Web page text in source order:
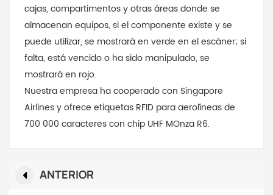
cajas, compartimentos y otras áreas donde se
almacenan equipos, si el componente existe y se
puede utilizar, se mostrará en verde en el escáner; si
falta, está vencido o ha sido manipulado, se
mostrará en rojo.
Nuestra empresa ha cooperado con Singapore
Airlines y ofrece etiquetas RFID para aerolíneas de
700 000 caracteres con chip UHF MOnza R6.
ANTERIOR